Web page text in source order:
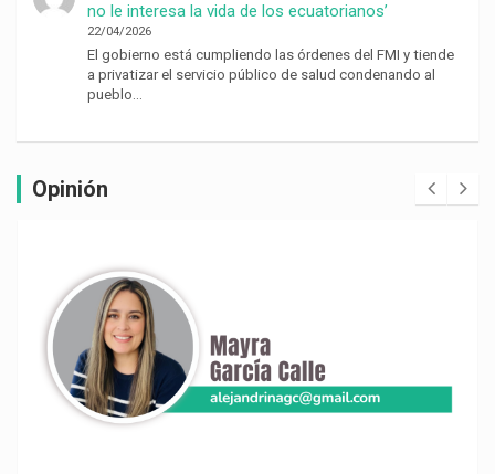
no le interesa la vida de los ecuatorianos’
22/04/2026
El gobierno está cumpliendo las órdenes del FMI y tiende
a privatizar el servicio público de salud condenando al
pueblo…
Opinión